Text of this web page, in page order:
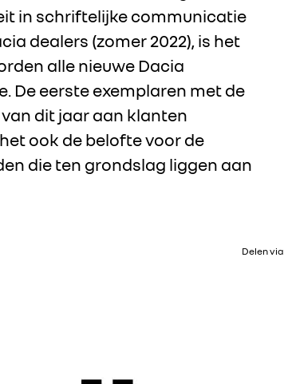
in schriftelijke communicatie
dealers (zomer 2022), is het
alle nieuwe Dacia
De eerste exemplaren met de
dit jaar aan klanten
ook de belofte voor de
die ten grondslag liggen aan
Delen via